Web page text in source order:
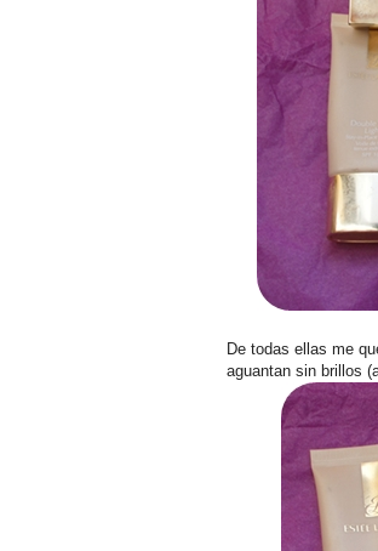
De todas ellas me
aguantan sin brillos